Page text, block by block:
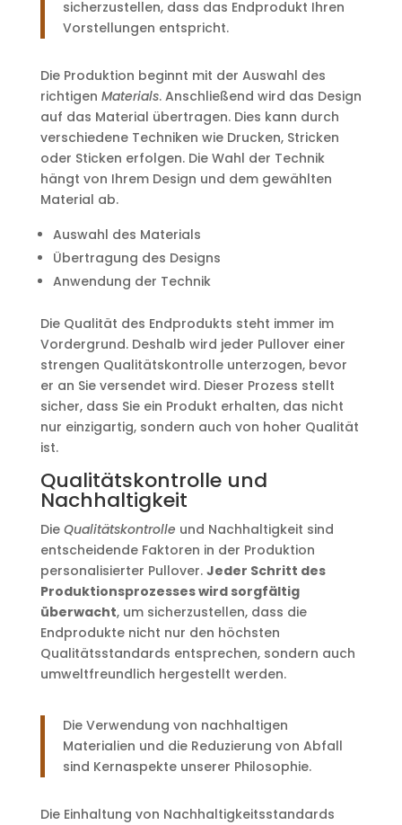
sicherzustellen, dass das Endprodukt Ihren
Vorstellungen entspricht.
Die Produktion beginnt mit der Auswahl des
richtigen Materials. Anschließend wird das Design
auf das Material übertragen. Dies kann durch
verschiedene Techniken wie Drucken, Stricken
oder Sticken erfolgen. Die Wahl der Technik
hängt von Ihrem Design und dem gewählten
Material ab.
Auswahl des Materials
Übertragung des Designs
Anwendung der Technik
Die Qualität des Endprodukts steht immer im
Vordergrund. Deshalb wird jeder Pullover einer
strengen Qualitätskontrolle unterzogen, bevor
er an Sie versendet wird. Dieser Prozess stellt
sicher, dass Sie ein Produkt erhalten, das nicht
nur einzigartig, sondern auch von hoher Qualität
ist.
Qualitätskontrolle und
Nachhaltigkeit
Die Qualitätskontrolle und Nachhaltigkeit sind
entscheidende Faktoren in der Produktion
personalisierter Pullover. Jeder Schritt des
Produktionsprozesses wird sorgfältig
überwacht, um sicherzustellen, dass die
Endprodukte nicht nur den höchsten
Qualitätsstandards entsprechen, sondern auch
umweltfreundlich hergestellt werden.
Die Verwendung von nachhaltigen
Materialien und die Reduzierung von Abfall
sind Kernaspekte unserer Philosophie.
Die Einhaltung von Nachhaltigkeitsstandards